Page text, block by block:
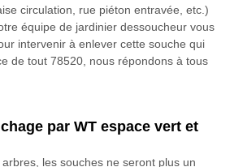
circulation, rue piéton entravée, etc.)
équipe de jardinier dessoucheur vous
intervenir à enlever cette souche qui
de tout 78520, nous répondons à tous
par WT espace vert et
les souches ne seront plus un